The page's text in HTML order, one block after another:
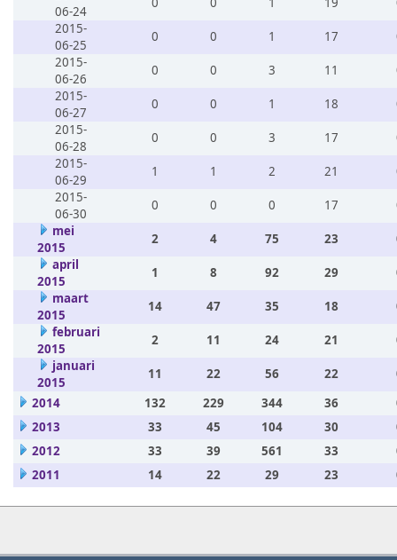
06-24
2015-
06-25
0 0 1 17
2015-
06-26
0 0 3 11
2015-
06-27
0 0 1 18
2015-
06-28
0 0 3 17
2015-
06-29
1 1 2 21
2015-
06-30
0 0 0 17
mei
2015
2 4 75 23
april
2015
1 8 92 29
maart
2015
14 47 35 18
februari
2015
2 11 24 21
januari
2015
11 22 56 22
2014
132 229 344 36
2013
33 45 104 30
2012
33 39 561 33
2011
14 22 29 23